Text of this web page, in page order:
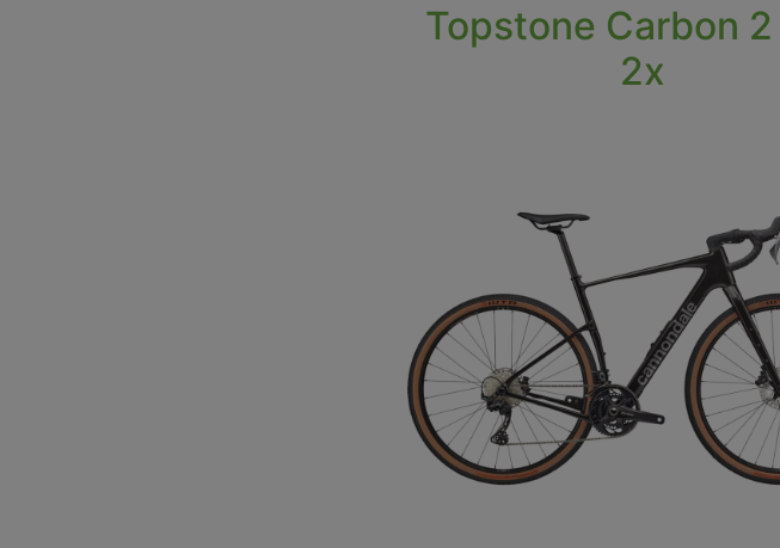
Topstone Carbon 2
2x